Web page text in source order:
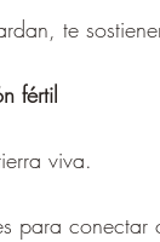
te
fértil
viva.
para